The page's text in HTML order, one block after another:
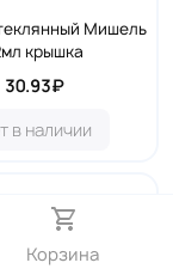
Мишель
крышка
30.93₽
в наличии
Корзина